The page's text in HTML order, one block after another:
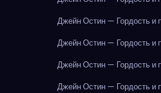
Джейн Остин — Гордость и
Джейн Остин — Гордость и
Джейн Остин — Гордость и
Джейн Остин — Гордость и